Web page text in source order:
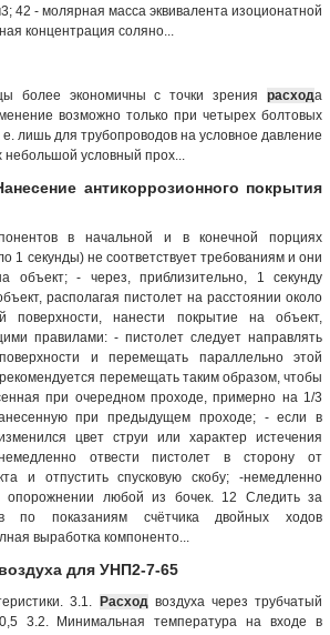
42 - молярная масса эквивалента изоционатной
концентрация соляно...
более экономичны с точки зрения расхода
возможно только при четырех болтовых
лишь для трубопроводов на условное давление
условный прох...
антикоррозионного покрытия
в начальной и в конечной порциях
1 секунды) не соответствует требованиям и они
объект; - через, приблизительно, 1 секунду
располагая пистолет на расстоянии около
нанести покрытие на объект,
правилами: - пистолет следует направлять
и перемещать параллельно этой
перемещать таким образом, чтобы
при очередном проходе, примерно на 1/3
при предыдущем проходе; - если в
цвет струи или характер истечения
отвести пистолет в сторону от
и отпустить спусковую скобу; -немедленно
опорожнении любой из бочек. 12 Следить за
по показаниям счётчика двойных ходов
выработка компоненто...
для УНП2-7-65
3.1. Расход воздуха через трубчатый
3.2. Минимальная температура на входе в